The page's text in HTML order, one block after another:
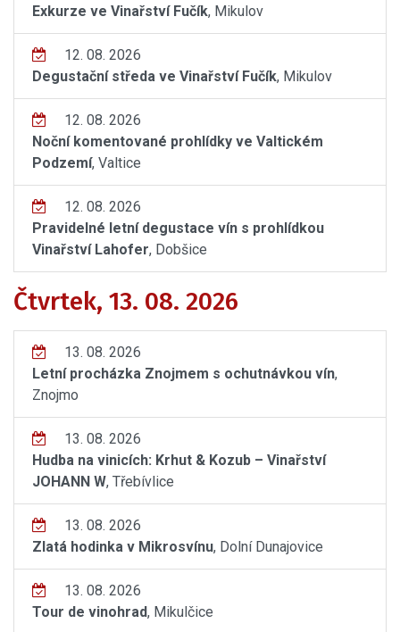
Exkurze ve Vinařství Fučík, Mikulov
12. 08. 2026
Degustační středa ve Vinařství Fučík, Mikulov
12. 08. 2026
Noční komentované prohlídky ve Valtickém
Podzemí, Valtice
12. 08. 2026
Pravidelné letní degustace vín s prohlídkou
Vinařství Lahofer, Dobšice
Čtvrtek, 13. 08. 2026
13. 08. 2026
Letní procházka Znojmem s ochutnávkou vín,
Znojmo
13. 08. 2026
Hudba na vinicích: Krhut & Kozub – Vinařství
JOHANN W, Třebívlice
13. 08. 2026
Zlatá hodinka v Mikrosvínu, Dolní Dunajovice
13. 08. 2026
Tour de vinohrad, Mikulčice